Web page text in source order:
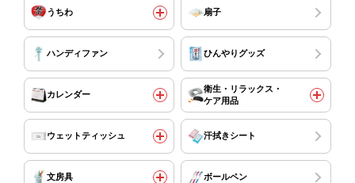
うちわ 扇子
ハンディファン ひんやりグッズ
カレンダー
衛生・リラックス・
ケア用品
ウェットティッシュ 汗拭きシート
文房具 ボールペン